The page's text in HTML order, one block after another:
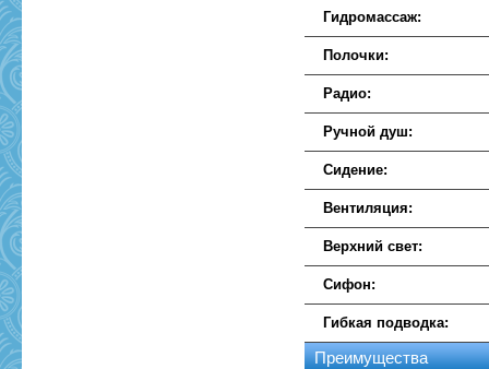
Гидромассаж:
Полочки:
Радио:
Ручной душ:
Сидение:
Вентиляция:
Верхний свет:
Сифон:
Гибкая подводка:
Преимущества